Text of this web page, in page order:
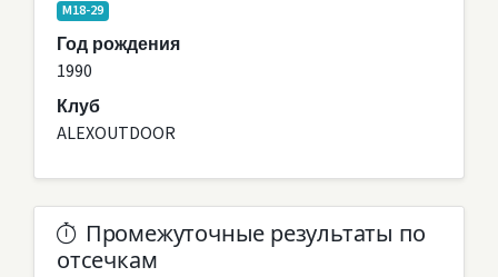
M18-29
Год рождения
1990
Клуб
ALEXOUTDOOR
Промежуточные результаты по
отсечкам